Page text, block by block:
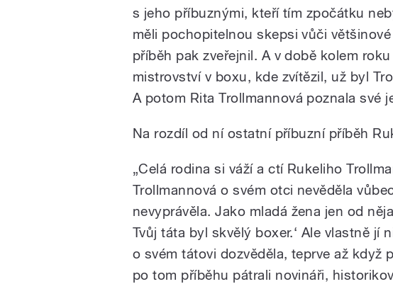
s jeho příbuznými, kteří tím zpočátku
měli pochopitelnou skepsi vůči
příběh pak zveřejnil. A v době kolem
mistrovství v boxu, kde zvítězil, už byl
A potom Rita Trollmannová poznala své
Na rozdíl od ní ostatní příbuzní příběh
„Celá rodina si váží a ctí Rukeliho
Trollmannová o svém otci nevěděla
nevyprávěla. Jako mladá žena jen od
Tvůj táta byl skvělý boxer.‘ Ale vlastně jí
o svém tátovi dozvěděla, teprve až když
po tom příběhu pátrali novináři,